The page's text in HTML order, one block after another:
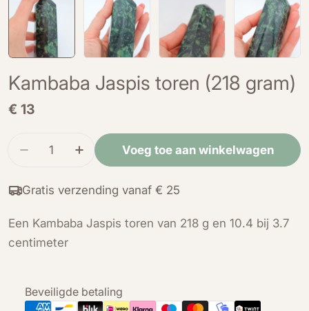
Kambaba Jaspis toren (218 gram)
Normale
€ 13
Hoeveelheid
Verminder de hoeveelheid voor Kambaba
Verhoog de hoeveelheid voor
Voeg toe aan winkelwagen
Gratis verzending vanaf € 25
Een Kambaba Jaspis toren van 218 g en 10.4 bij 3.7
centimeter
Beveiligde betaling
Betaalmethoden